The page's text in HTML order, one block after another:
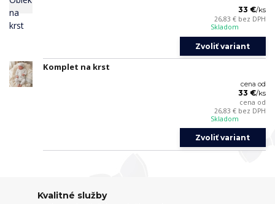
33 €/ks
26,83 € bez DPH
Skladom
Zvoliť variant
Komplet na krst
cena od
33 €/ks
cena od
26,83 € bez DPH
Skladom
Zvoliť variant
Kvalitné služby